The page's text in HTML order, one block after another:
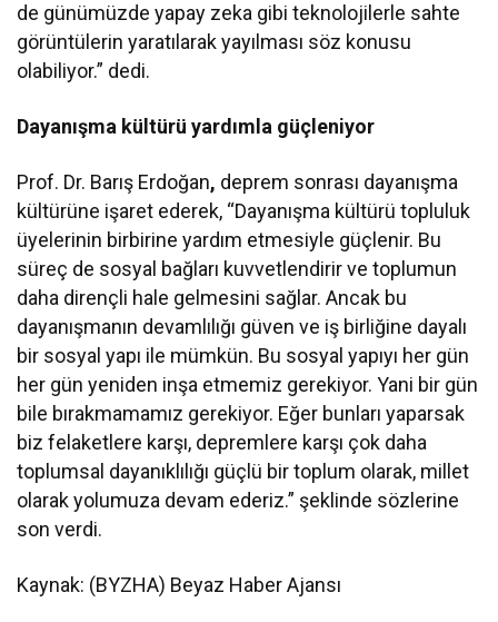
de günümüzde yapay zeka gibi teknolojilerle sahte
görüntülerin yaratılarak yayılması söz konusu
olabiliyor.” dedi.
Dayanışma kültürü yardımla güçleniyor
Prof. Dr. Barış Erdoğan, deprem sonrası dayanışma
kültürüne işaret ederek, “Dayanışma kültürü topluluk
üyelerinin birbirine yardım etmesiyle güçlenir. Bu
süreç de sosyal bağları kuvvetlendirir ve toplumun
daha dirençli hale gelmesini sağlar. Ancak bu
dayanışmanın devamlılığı güven ve iş birliğine dayalı
bir sosyal yapı ile mümkün. Bu sosyal yapıyı her gün
her gün yeniden inşa etmemiz gerekiyor. Yani bir gün
bile bırakmamamız gerekiyor. Eğer bunları yaparsak
biz felaketlere karşı, depremlere karşı çok daha
toplumsal dayanıklılığı güçlü bir toplum olarak, millet
olarak yolumuza devam ederiz.” şeklinde sözlerine
son verdi.
Kaynak: (BYZHA) Beyaz Haber Ajansı